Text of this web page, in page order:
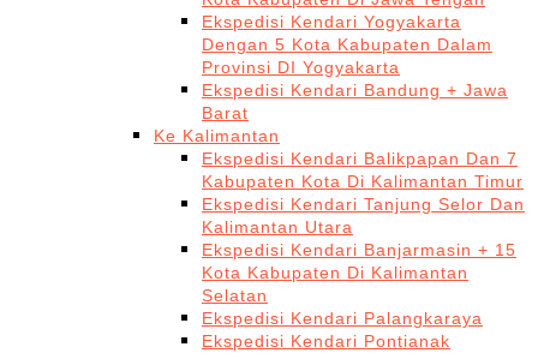
Ekspedisi Kendari Yogyakarta
Dengan 5 Kota Kabupaten Dalam
Provinsi DI Yogyakarta
Ekspedisi Kendari Bandung + Jawa
Barat
Ke Kalimantan
Ekspedisi Kendari Balikpapan Dan 7
Kabupaten Kota Di Kalimantan Timur
Ekspedisi Kendari Tanjung Selor Dan
Kalimantan Utara
Ekspedisi Kendari Banjarmasin + 15
Kota Kabupaten Di Kalimantan
Selatan
Ekspedisi Kendari Palangkaraya
Ekspedisi Kendari Pontianak